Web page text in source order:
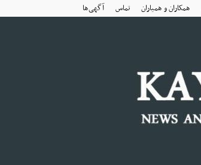
همکاران و همیاران تماس آگهی‌ها